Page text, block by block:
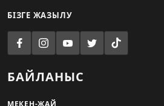
БІЗГЕ ЖАЗЫЛУ
БАЙЛАНЫС
МЕКЕН-ЖАЙ